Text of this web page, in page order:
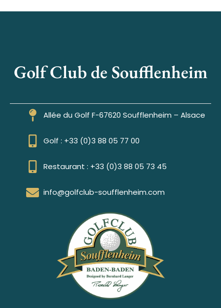
Golf Club de Soufflenheim
Allée du Golf F-67620 Soufflenheim – Alsace
Golf : +33 (0)3 88 05 77 00
Restaurant : +33 (0)3 88 05 73 45
info@golfclub-soufflenheim.com